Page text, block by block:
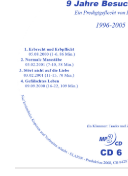
100. 10_Die Ueberwinder-Matrix
101. 11_Die Ueberwinder-Matrix
103. 13_Die Ueberwinder-Matrix
104. 14_Die Ueberwinder-Matrix
105. 15_Die Ueberwinder-Matrix
107. 17_Die Ueberwinder-Matrix
108. 01_Ansage- Die Ueberwinder-
109. 02_Die Ueberwinder-
110. 03_Die Ueberwinder-